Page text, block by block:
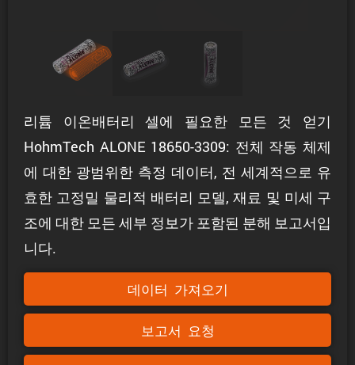
리튬 이온배터리 셀에 필요한 모든 것 얻기
HohmTech ALONE 18650-3309: 전체 작동 체제
에 대한 광범위한 측정 데이터, 전 세계적으로 유
효한 고정밀 물리적 배터리 모델, 재료 및 미세 구
조에 대한 모든 세부 정보가 포함된 분해 보고서입
니다.
데이터 가져오기
보고서 요청